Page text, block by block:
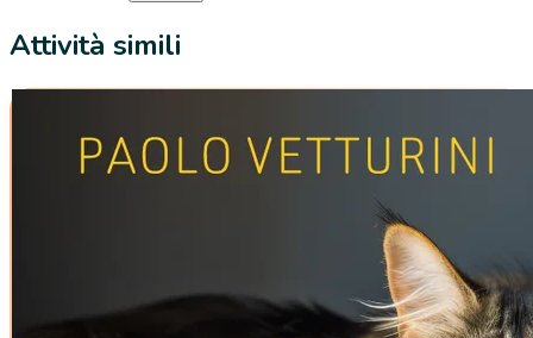
Attività simili